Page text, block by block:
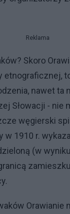
Reklama
Skoro
etnograficznej,
nawet ta
Słowacji - nie
węgierski
1910 r.
(w
Orawianie